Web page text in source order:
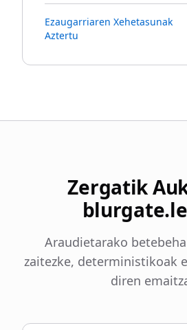
Ezaugarriaren Xehetasunak
Aztertu
Zergatik
Araudietarako
zaitezke, deterministikoak
diren